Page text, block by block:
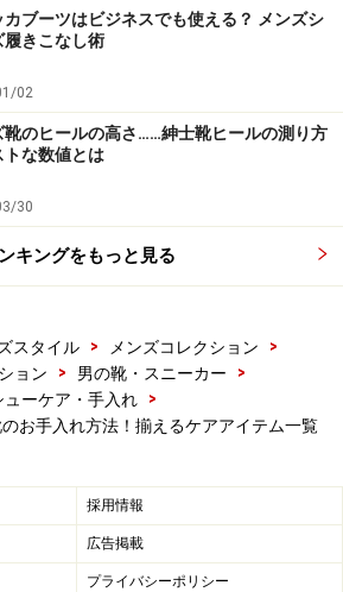
置し、ワックスの中の溶剤を飛ば
た上で、写真にあるように水を一滴
変哲もない水なのですが、輝きを
、これなのです！
違い、対照的にワックスを「乗せ
細かい感覚で乾拭きします。乳化製
「水と油と蝋」ですが、油性ワック
、当然異なるのです。
カブーツはビジネスでも使える？ メンズシ
履きこなし術
02
靴のヒールの高さ……紳士靴ヒールの測り方
トな数値とは
30
キングをもっと見る
スタイル > メンズコレクション
>
ョン
> 男の靴・スニーカー
>
ューケア・手入れ
>
お手入れ方法！揃えるケアアイテム一覧
採用情報
広告掲載
プライバシーポリシー